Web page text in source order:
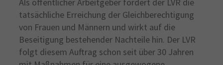
Als öffentlicher Arbeitgeber fördert der LVR die
tatsächliche Erreichung der Gleichberechtigung
von Frauen und Männern und wirkt auf die
Beseitigung bestehender Nachteile hin. Der LVR
folgt diesem Auftrag schon seit über 30 Jahren